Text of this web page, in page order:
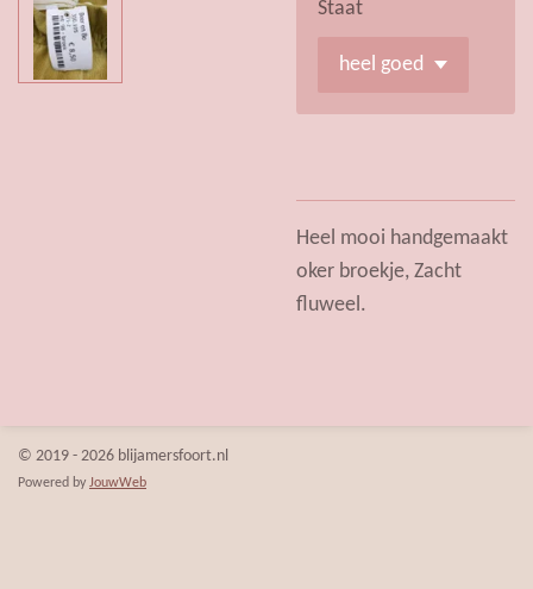
Staat
Heel mooi handgemaakt
oker broekje, Zacht
fluweel.
© 2019 - 2026 blijamersfoort.nl
Powered by JouwWeb